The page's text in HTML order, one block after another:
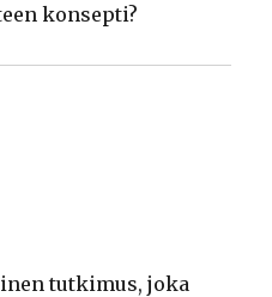
konsepti?
tutkimus, joka